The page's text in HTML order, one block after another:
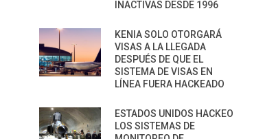
INACTIVAS DESDE 1996
KENIA SOLO OTORGARÁ
VISAS A LA LLEGADA
DESPUÉS DE QUE EL
SISTEMA DE VISAS EN
LÍNEA FUERA HACKEADO
ESTADOS UNIDOS HACKEO
LOS SISTEMAS DE